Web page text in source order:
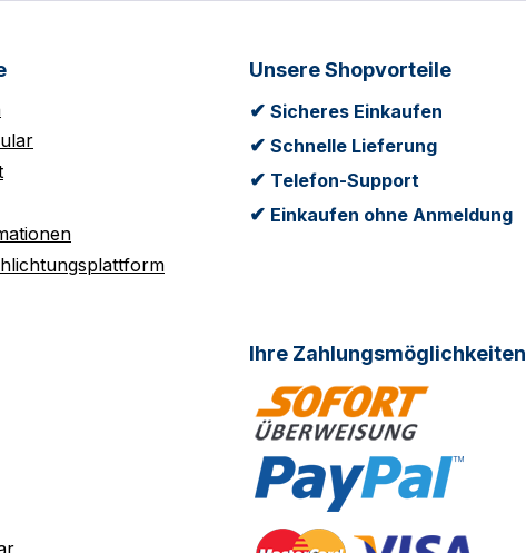
Unsere Shopvorteile
✔ Sicheres Einkaufen
✔ Schnelle Lieferung
✔ Telefon-Support
✔ Einkaufen ohne Anmeldung
Ihre Zahlungsmöglichkeiten